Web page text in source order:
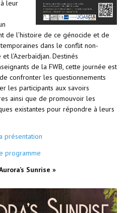
leur
de l’histoire de ce génocide et de
dans le conflit non-
l’Azerbaïdjan. Destinés
de la FWB, cette journée est
confronter les questionnements
les participants aux savoirs
ainsi que de promouvoir les
existantes pour répondre à leurs
présentation
programme
Sunrise »